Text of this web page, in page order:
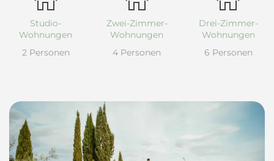
Studio-
Wohnungen
2 Personen
Zwei-Zimmer-
Wohnungen
4 Personen
Drei-Zimmer-
Wohnungen
6 Personen